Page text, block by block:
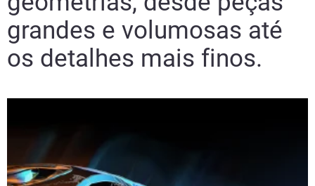
grandes e volumosas até
os detalhes mais finos.